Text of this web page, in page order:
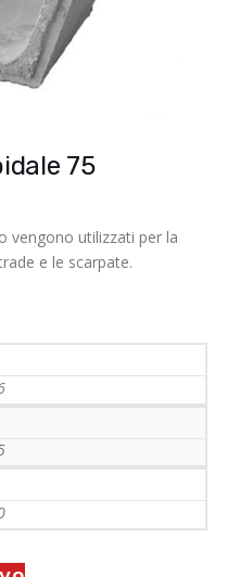
75
vengono utilizzati per la
e le scarpate.